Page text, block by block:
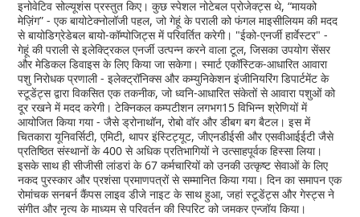
इनोवेटिव सोल्यूशंस प्रस्तुत किए। कुछ स्पेशल नोटेबल प्रोजेक्ट्स थे, “मायको
मेज़िंग” - एक बायोटेक्नोलॉजी पहल, जो गेहूं के पराली को फंगल माइसीलियम की मदद
से बायोडिग्रेडेबल बायो-कॉम्पोजिट्स में परिवर्तित करेगी। "ईको-एनर्जी हार्वेस्टर" -
गेहूं की पराली से इलेक्ट्रिकल एनर्जी उत्पन्न करने वाला टूल, जिसका उपयोग सेंसर
और मेडिकल डिवाइस के लिए किया जा सकेगा। स्मार्ट एकॉस्टिक-आधारित आवारा
पशु निरोधक प्रणाली - इलेक्ट्रॉनिक्स और कम्युनिकेशन इंजीनियरिंग डिपार्टमेंट के
स्टूडेंट्स द्वारा विकसित एक तकनीक, जो ध्वनि-आधारित संकेतों से आवारा पशुओं को
दूर रखने में मदद करेगी। टेक्निकल कम्पटीशन लगभग15 विभिन्न श्रेणियों में
आयोजित किया गया - जैसे ड्रोनाथॉन, रोबो वॉर और डीबग बग बैटल। इस में
चितकारा यूनिवर्सिटी, एमिटी, थापर इंस्टिट्यूट, जीएनडीईसी और एसवीआईईटी जैसे
प्रतिष्ठित संस्थानों के 400 से अधिक प्रतिभागियों ने उत्साहपूर्वक हिस्सा लिया।
इसके साथ ही सीजीसी लांडरां के 67 कर्मचारियों को उनकी उत्कृष्ट सेवाओं के लिए
नकद पुरस्कार और प्रशंसा प्रमाणपत्रों से सम्मानित किया गया। दिन का समापन एक
रोमांचक सनबर्न कैंपस लाइव डीजे नाइट के साथ हुआ, जहां स्टूडेंट्स और गेस्ट्स ने
संगीत और नृत्य के माध्यम से परिवर्तन की स्पिरिट को जमकर एन्जॉय किया।